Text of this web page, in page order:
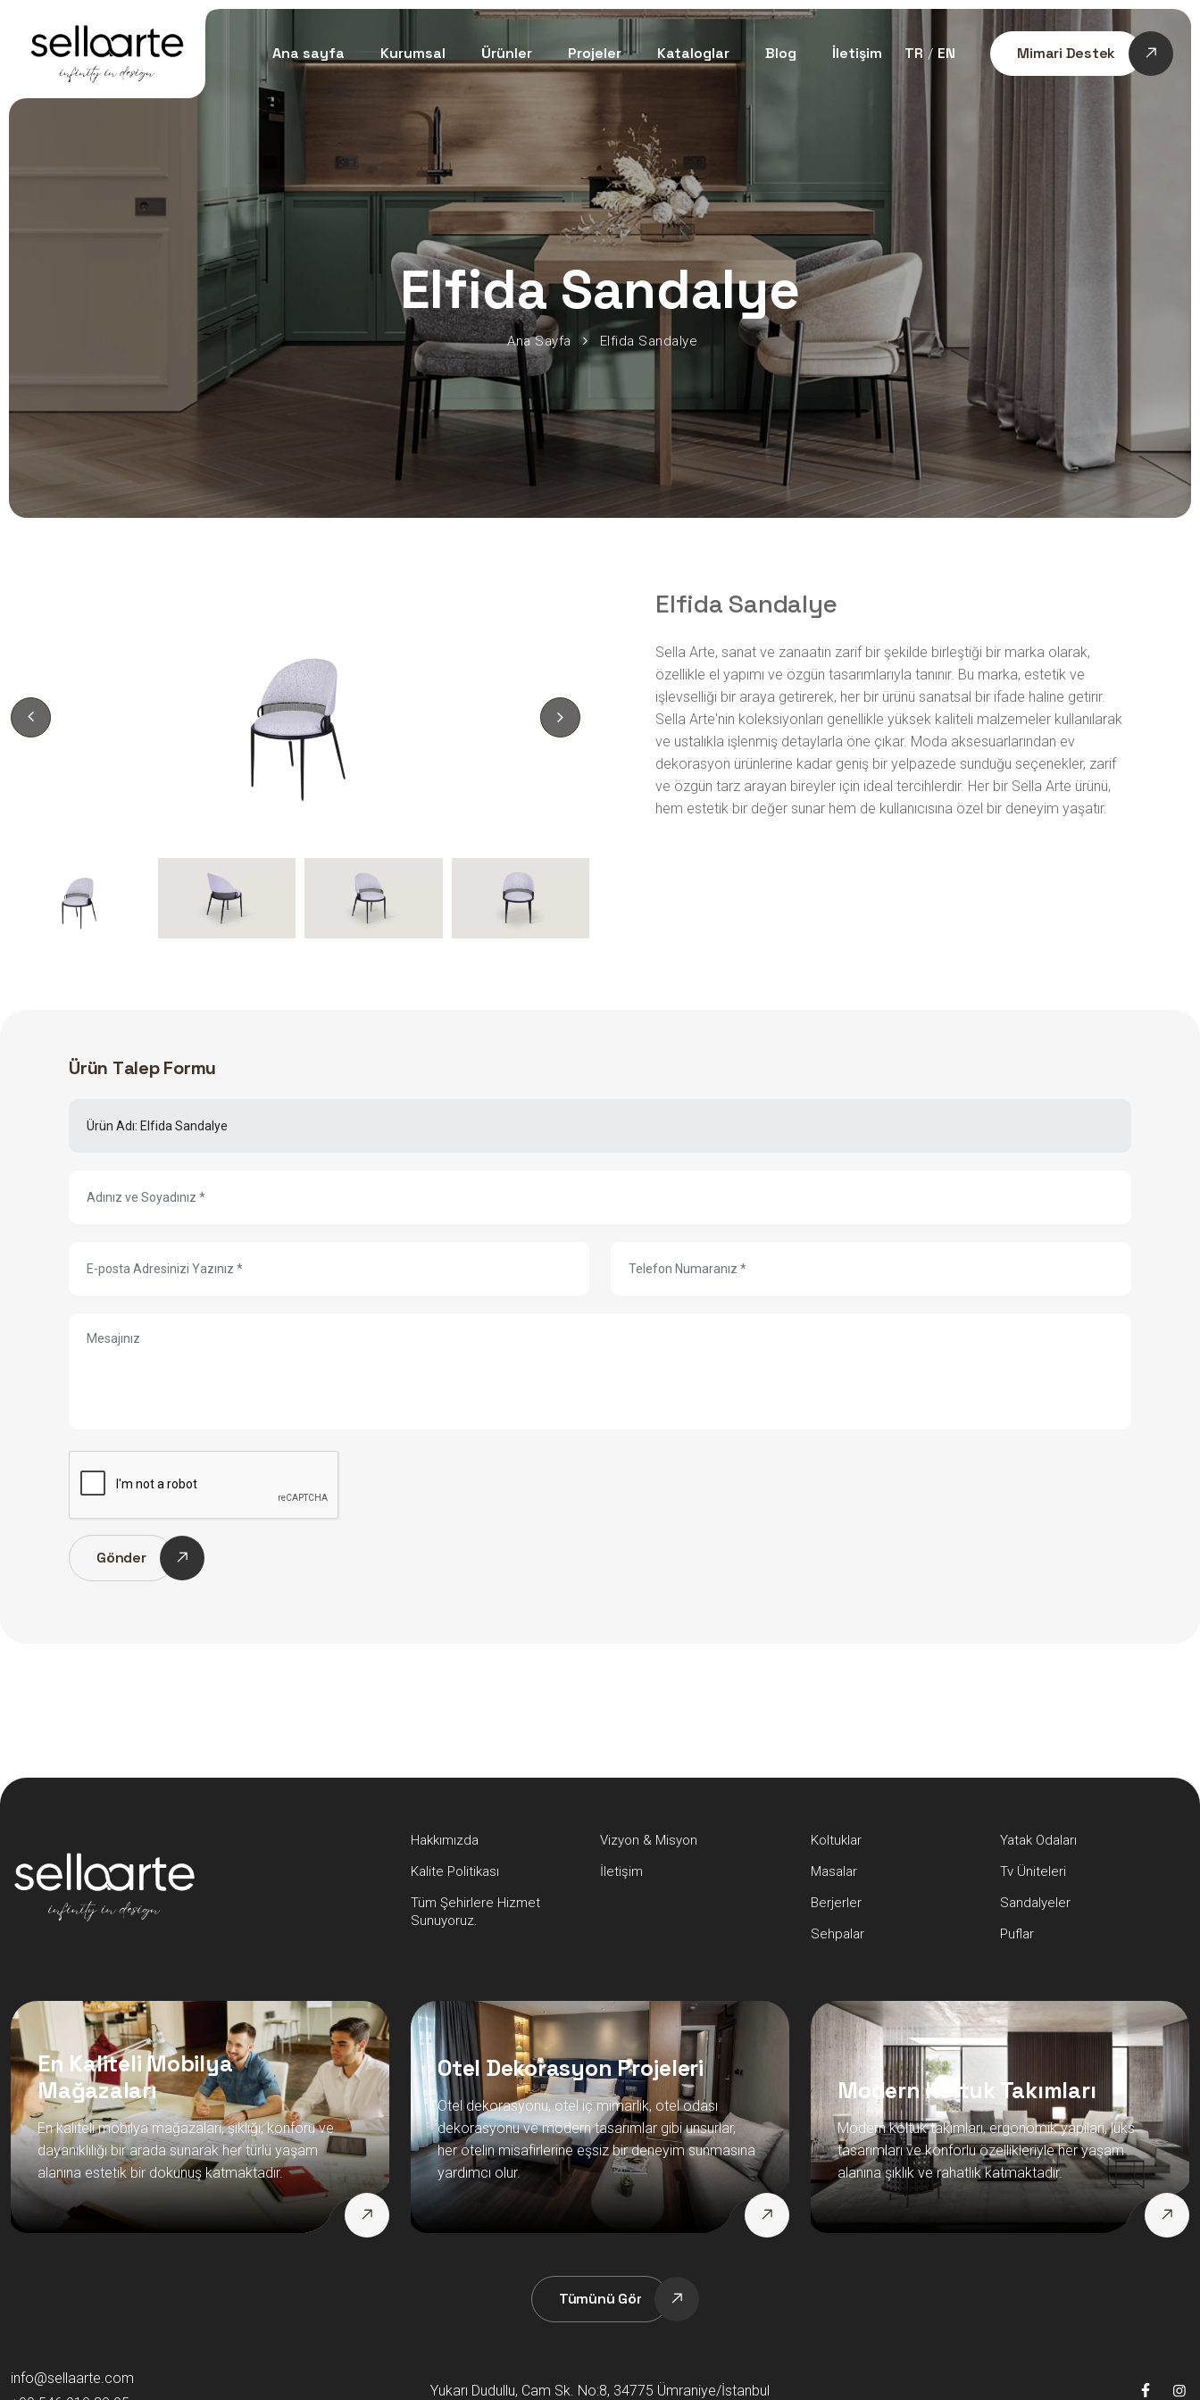
Ana sayfa Kurumsal Ürünler Projeler Kataloglar Blog İletişim TR / EN Mimari Destek
Elfida Sandalye
Ana Sayfa Elfida Sandalye
Elfida Sandalye
Sella Arte, sanat ve zanaatın zarif bir şekilde birleştiği bir marka olarak,
özellikle el yapımı ve özgün tasarımlarıyla tanınır. Bu marka, estetik ve
işlevselliği bir araya getirerek, her bir ürünü sanatsal bir ifade haline getirir.
Sella Arte'nin koleksiyonları genellikle yüksek kaliteli malzemeler kullanılarak
ve ustalıkla işlenmiş detaylarla öne çıkar. Moda aksesuarlarından ev
dekorasyon ürünlerine kadar geniş bir yelpazede sunduğu seçenekler, zarif
ve özgün tarz arayan bireyler için ideal tercihlerdir. Her bir Sella Arte ürünü,
hem estetik bir değer sunar hem de kullanıcısına özel bir deneyim yaşatır.
Ürün Talep Formu
Gönder
Hakkımızda
Vizyon & Misyon
Kalite Politikası
İletişim
Tüm Şehirlere Hizmet
Sunuyoruz.
Koltuklar
Yatak Odaları
Masalar
Tv Üniteleri
Berjerler
Sandalyeler
Sehpalar
Puflar
En Kaliteli Mobilya
Mağazaları
En kaliteli mobilya mağazaları, şıklığı, konforu ve
dayanıklılığı bir arada sunarak her türlü yaşam
alanına estetik bir dokunuş katmaktadır.
Otel Dekorasyon Projeleri
Otel dekorasyonu, otel iç mimarlık, otel odası
dekorasyonu ve modern tasarımlar gibi unsurlar,
her otelin misafirlerine eşsiz bir deneyim sunmasına
yardımcı olur.
Modern Koltuk Takımları
Modern koltuk takımları, ergonomik yapıları, lüks
tasarımları ve konforlu özellikleriyle her yaşam
alanına şıklık ve rahatlık katmaktadır.
Tümünü Gör
info@sellaarte.com
Yukarı Dudullu, Cam Sk. No:8, 34775 Ümraniye/İstanbul